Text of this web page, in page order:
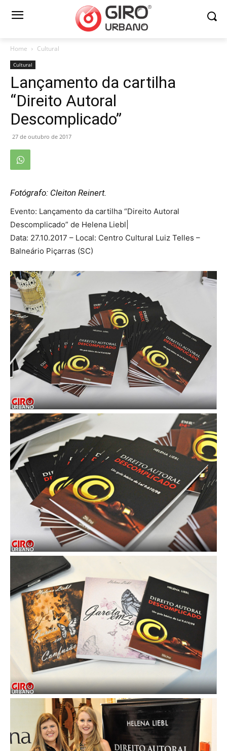
Home Cultural
Cultural
Lançamento da cartilha
“Direito Autoral
Descomplicado”
27 de outubro de 2017
Fotógrafo: Cleiton Reinert.
Evento: Lançamento da cartilha “Direito Autoral
Descomplicado” de Helena Liebl|
Data: 27.10.2017 – Local: Centro Cultural Luiz Telles –
Balneário Piçarras (SC)